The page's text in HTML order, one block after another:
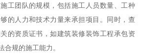
工团队的规模，包括施工人员数量、工种
的人力和技术力量来承担项目。同时，查
的资质证书，如建筑装修装饰工程承包资
合规的施工能力。